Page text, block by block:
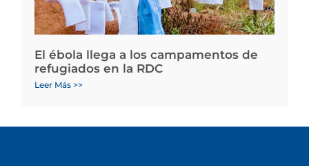
El ébola llega a los campamentos de
refugiados en la RDC
Leer Más >>